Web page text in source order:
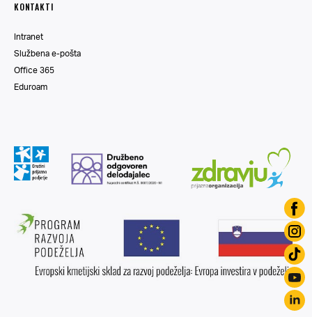
KONTAKTI
Intranet
Službena e-pošta
Office 365
Eduroam